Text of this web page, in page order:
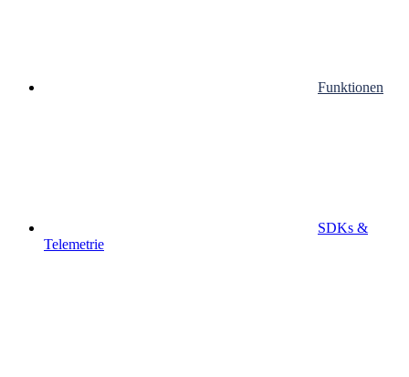
Funktionen
SDKs &
Telemetrie